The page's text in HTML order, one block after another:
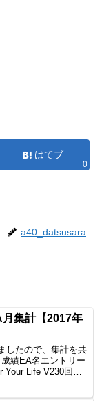
はてブ
0
a40_datsusara
集計【2017年
したので、集計を共
績EA名エントリー
Your Life V230回